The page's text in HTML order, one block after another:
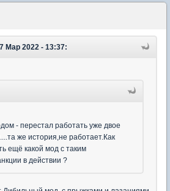
Мар 2022 - 13:37:
- перестал работать уже двое
же история,не работает.Как
ещё какой мод с таким
в действии ?